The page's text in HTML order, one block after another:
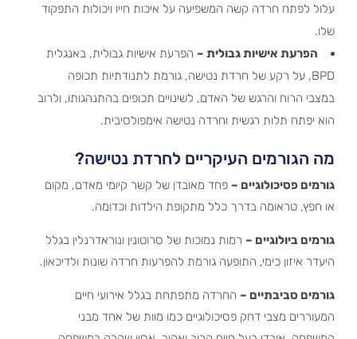
עלול לפתח חרדה קשה המשפיעה על איכות חייו ויכולות התפקוד
שלו.
הפרעת אישיות גבולית –הפרעת אישיות גבולית, באנגלית
BPD, על רקע של חרדת נטישה, גורמת לתנודתיות תכופה
במצבי הרוח והרגש של האדם, לשינויים תכופים בהתנהגותו, ולרוב
הוא יפתח תלות רגשית וחרדה נטישה אימפולסיבית.
מה הגורמים העיקריים לחרדת נטישה?
גורמים פסיכולוגיים –פחד מאובדן של קשר קיומי מאדם, מקום
או חפץ, טראומה בדרך כלל מתקופת הילדות וכדומה.
גורמים ביולוגיים –רמות נמוכות של סרוטונין ונוראדרנלין בגלל
היעדר איזון כימי, התופעה גורמת להפרעות חרדה שונות ולדיכאון.
גורמים סביבתיים –החרדה מתפתחת בגלל אירועי חיים
המעוררים מצבי דחק פסיכולוגיים כמו מוות של אחד מבני